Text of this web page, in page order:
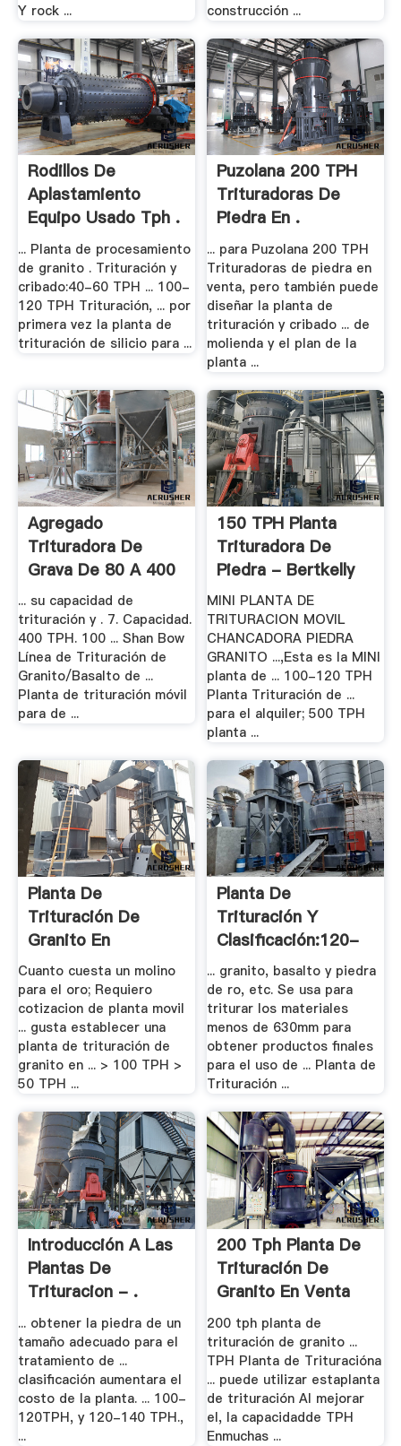
Y rock ...
construcción ...
Rodillos De
Aplastamiento
Equipo Usado Tph .
... Planta de procesamiento
de granito . Trituración y
cribado:40-60 TPH ... 100-
120 TPH Trituración, ... por
primera vez la planta de
trituración de silicio para ...
Puzolana 200 TPH
Trituradoras De
Piedra En .
... para Puzolana 200 TPH
Trituradoras de piedra en
venta, pero también puede
diseñar la planta de
trituración y cribado ... de
molienda y el plan de la
planta ...
Agregado
Trituradora De
Grava De 80 A 400
Tph .
... su capacidad de
trituración y . 7. Capacidad.
400 TPH. 100 ... Shan Bow
Línea de Trituración de
Granito/Basalto de ...
Planta de trituración móvil
para de ...
150 TPH Planta
Trituradora De
Piedra - Bertkelly
MINI PLANTA DE
TRITURACION MOVIL
CHANCADORA PIEDRA
GRANITO ...,Esta es la MINI
planta de ... 100-120 TPH
Planta Trituración de ...
para el alquiler; 500 TPH
planta ...
Planta De
Trituración De
Granito En
Venezuela
Cuanto cuesta un molino
para el oro; Requiero
cotizacion de planta movil
... gusta establecer una
planta de trituración de
granito en ... > 100 TPH >
50 TPH ...
Planta De
Trituración Y
Clasificación:120-
180 TPH ...
... granito, basalto y piedra
de ro, etc. Se usa para
triturar los materiales
menos de 630mm para
obtener productos finales
para el uso de ... Planta de
Trituración ...
Introducción A Las
Plantas De
Trituracion - .
... obtener la piedra de un
tamaño adecuado para el
tratamiento de ...
clasificación aumentara el
costo de la planta. ... 100-
120TPH, y 120-140 TPH.,
...
200 Tph Planta De
Trituración De
Granito En Venta
200 tph planta de
trituración de granito ...
TPH Planta de Trituracióna
... puede utilizar estaplanta
de trituración Al mejorar
el, la capacidadde TPH
Enmuchas ...